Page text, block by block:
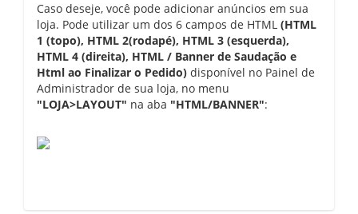
Caso deseje, você pode adicionar anúncios em sua
loja. Pode utilizar um dos 6 campos de HTML (HTML
1 (topo), HTML 2(rodapé), HTML 3 (esquerda),
HTML 4 (direita), HTML / Banner de Saudação e
Html ao Finalizar o Pedido) disponível no Painel de
Administrador de sua loja, no menu
"LOJA>LAYOUT" na aba "HTML/BANNER":